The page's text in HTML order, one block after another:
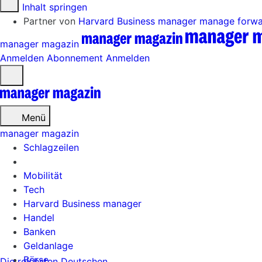
Zum Inhalt springen
Partner von Harvard Business manager manage
manager magazin
Anmelden Abonnement Anmelden
öffnen
Menü
Schlagzeilen
Mobilität
Tech
Harvard Business manager
Handel
Banken
Geldanlage
Börse
manager magazin